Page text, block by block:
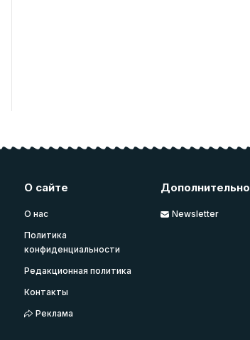
О сайте
О нас
Политика
конфиденциальности
Редакционная политика
Контакты
Реклама
Дополнительно
Newsletter